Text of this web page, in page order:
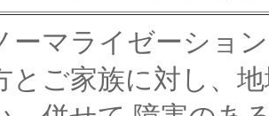
ーマライゼーショ
とご家族に対し、